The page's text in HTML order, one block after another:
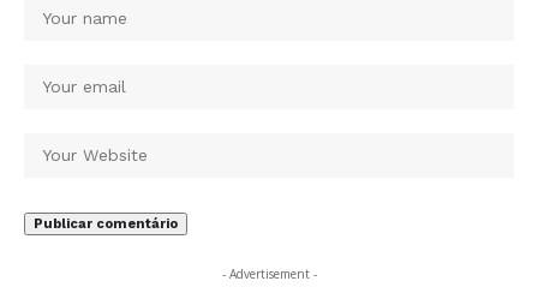
- Advertisement -